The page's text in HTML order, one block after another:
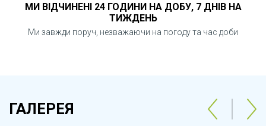
МИ ВІДЧИНЕНІ 24 ГОДИНИ НА ДОБУ, 7 ДНІВ НА
ТИЖДЕНЬ
Ми завжди поруч, незважаючи на погоду та час доби
ГАЛЕРЕЯ